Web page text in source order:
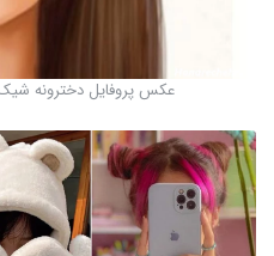
عکس پروفایل دخترونه